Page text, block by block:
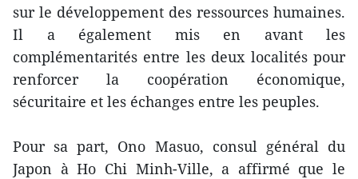
sur le développement des ressources humaines.
Il a également mis en avant les
complémentarités entre les deux localités pour
renforcer la coopération économique,
sécuritaire et les échanges entre les peuples.
Pour sa part, Ono Masuo, consul général du
Japon à Ho Chi Minh-Ville, a affirmé que le